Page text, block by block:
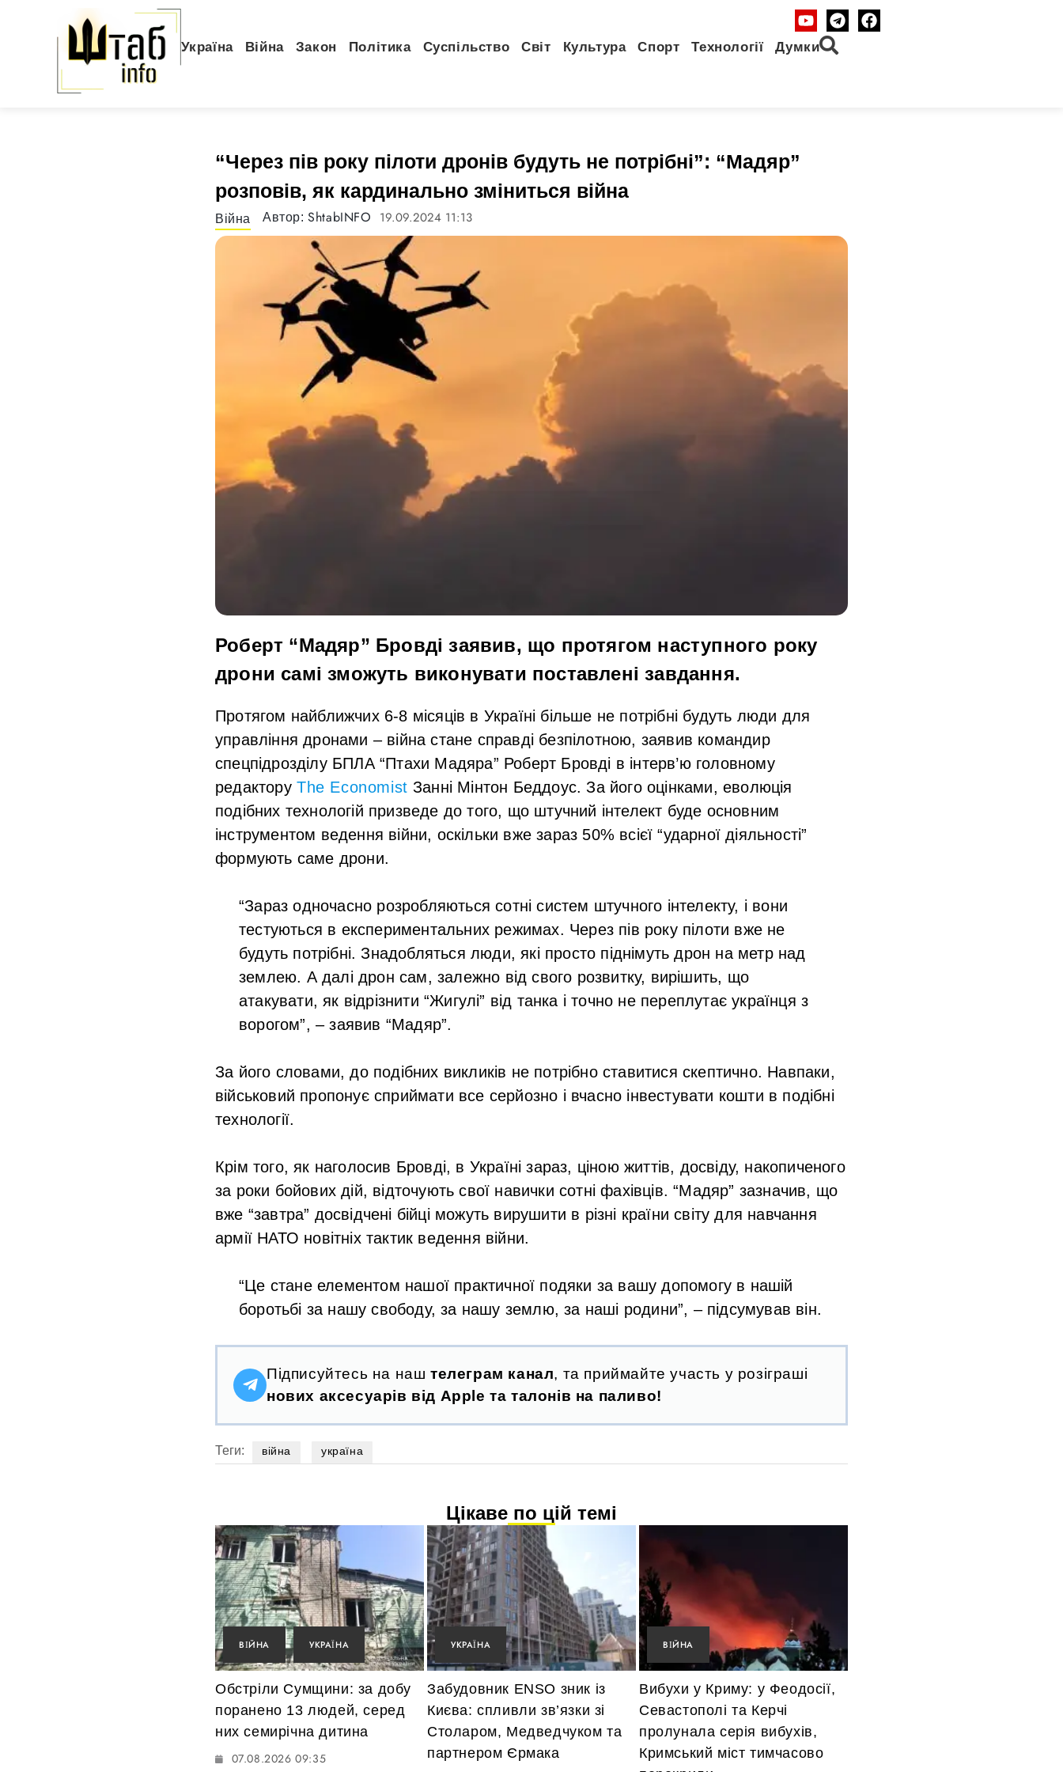
Україна Війна Закон Політика Суспільство Світ Культура Спорт Технології Думки
“Через пів року пілоти дронів будуть не потрібні”: “Мадяр”
розповів, як кардинально зміниться війна
Війна Автор:ShtabINFO 19.09.2024 11:13
Роберт “Мадяр” Бровді заявив, що протягом наступного року
дрони самі зможуть виконувати поставлені завдання.
Протягом найближчих 6-8 місяців в Україні більше не потрібні будуть люди для
управління дронами – війна стане справді безпілотною, заявив командир
спецпідрозділу БПЛА “Птахи Мадяра” Роберт Бровді в інтерв’ю головному
редактору The Economist Занні Мінтон Беддоус. За його оцінками, еволюція
подібних технологій призведе до того, що штучний інтелект буде основним
інструментом ведення війни, оскільки вже зараз 50% всієї “ударної діяльності”
формують саме дрони.
“Зараз одночасно розробляються сотні систем штучного інтелекту, і вони
тестуються в експериментальних режимах. Через пів року пілоти вже не
будуть потрібні. Знадобляться люди, які просто піднімуть дрон на метр над
землею. А далі дрон сам, залежно від свого розвитку, вирішить, що
атакувати, як відрізнити “Жигулі” від танка і точно не переплутає українця з
ворогом”, – заявив “Мадяр”.
За його словами, до подібних викликів не потрібно ставитися скептично. Навпаки,
військовий пропонує сприймати все серйозно і вчасно інвестувати кошти в подібні
технології.
Крім того, як наголосив Бровді, в Україні зараз, ціною життів, досвіду, накопиченого
за роки бойових дій, відточують свої навички сотні фахівців. “Мадяр” зазначив, що
вже “завтра” досвідчені бійці можуть вирушити в різні країни світу для навчання
армії НАТО новітніх тактик ведення війни.
“Це стане елементом нашої практичної подяки за вашу допомогу в нашій
боротьбі за нашу свободу, за нашу землю, за наші родини”, – підсумував він.
Підписуйтесь на наш телеграм канал, та приймайте участь у розіграші
нових аксесуарів від Apple та талонів на паливо!
Теги: війна україна
Цікаве по цій темі
ВІЙНА УКРАЇНА
Обстріли Сумщини: за добу
поранено 13 людей, серед
них семирічна дитина
07.08.2026 09:35
УКРАЇНА
Забудовник ENSO зник із
Києва: спливли зв’язки зі
Столаром, Медведчуком та
партнером Єрмака
ВІЙНА
Вибухи у Криму: у Феодосії,
Севастополі та Керчі
пролунала серія вибухів,
Кримський міст тимчасово